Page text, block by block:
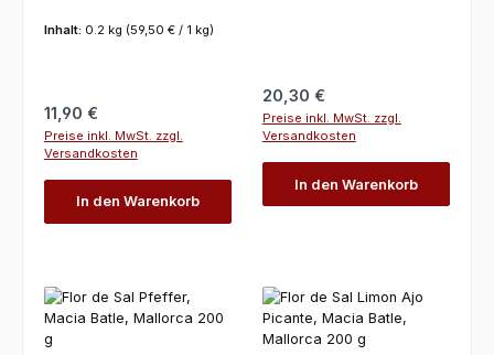
Inhalt: 0.2 kg (59,50 € / 1 kg)
Regulärer Preis:
11,90 €
Preise inkl. MwSt. zzgl.
Versandkosten
In den Warenkorb
Regulärer Preis:
20,30 €
Preise inkl. MwSt. zzgl.
Versandkosten
In den Warenkorb